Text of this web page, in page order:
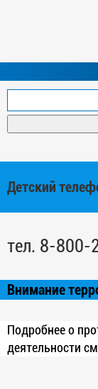
Детский
тел. 8-800-
Внимание
Подробнее о
деятельности